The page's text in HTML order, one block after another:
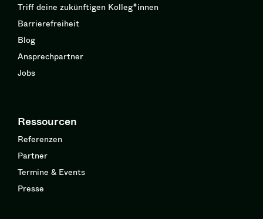
Triff deine zukünftigen Kolleg*innen
Barrierefreiheit
Blog
Ansprechpartner
Jobs
Ressourcen
Referenzen
Partner
Termine & Events
Presse